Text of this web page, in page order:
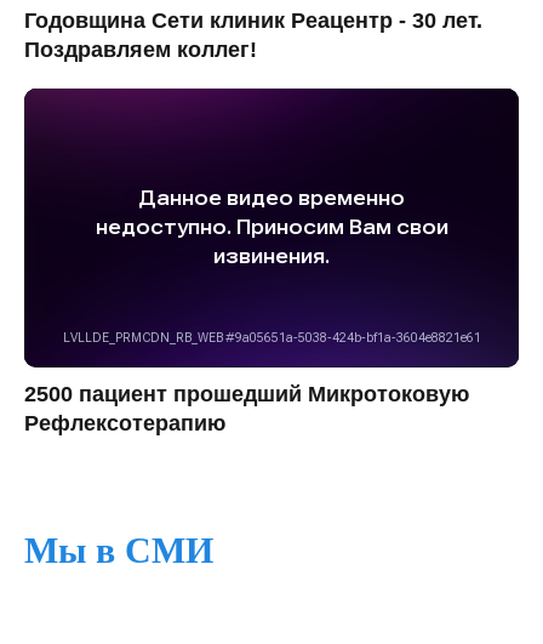
Годовщина Сети клиник Реацентр - 30 лет.
Поздравляем коллег!
2500 пациент прошедший Микротоковую
Рефлексотерапию
Мы в СМИ